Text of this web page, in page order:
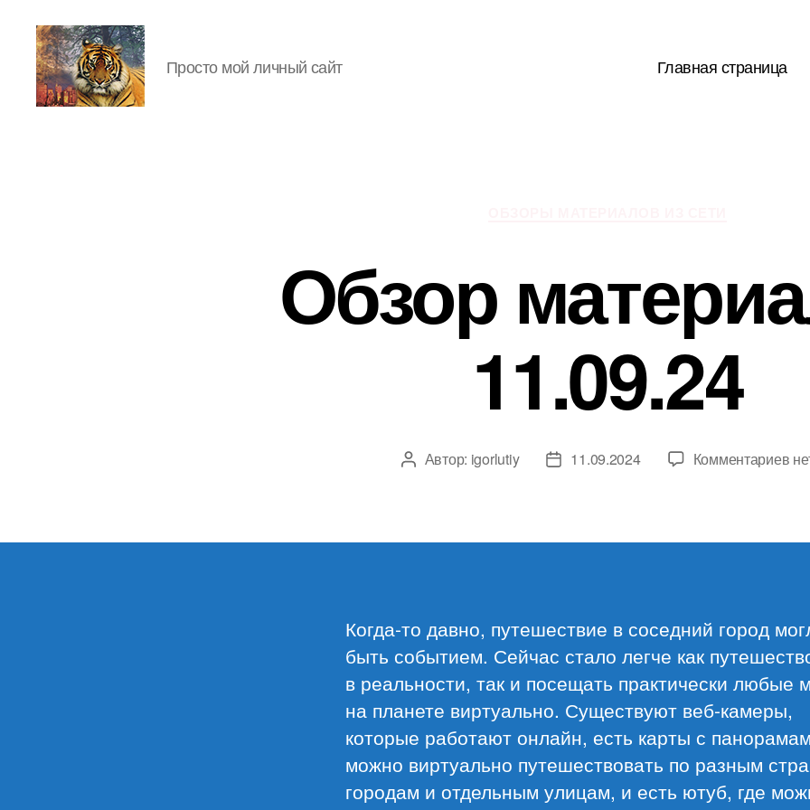
Просто мой личный сайт Главная страница
Обзор
11.09.24
Автор
Автор: igorlutiy
Дата11.09.2024 Комментариевк
Когда-то давно, путешествие в соседний город
быть событием. Сейчас стало легче как
в реальности, так и посещать практически любые
на планете виртуально. Существуют веб-камеры,
которые работают онлайн, есть карты с
можно виртуально путешествовать по разным
городам и отдельным улицам, и есть ютуб, где